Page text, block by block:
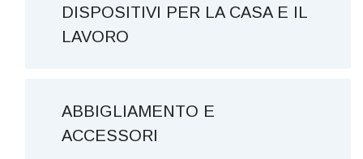
DISPOSITIVI PER LA CASA E IL
LAVORO
ABBIGLIAMENTO E
ACCESSORI